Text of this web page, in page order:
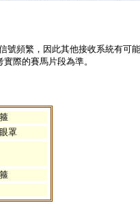
頻繁，因此其他接收系統有可
際的賽馬片段為準。
罩